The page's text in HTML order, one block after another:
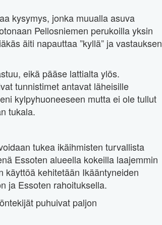
kysymys, jonka muualla asuva
Pellosniemen perukoilla yksin
äiti napauttaa ”kyllä” ja vastauksen
eikä pääse lattialta ylös.
tunnistimet antavat läheisille
kylpyhuoneeseen mutta ei ole tullut
tukala.
tukea ikäihmisten turvallista
Essoten alueella kokeilla laajemmin
käyttöä kehitetään Ikääntyneiden
ja Essoten rahoituksella.
puhuivat paljon